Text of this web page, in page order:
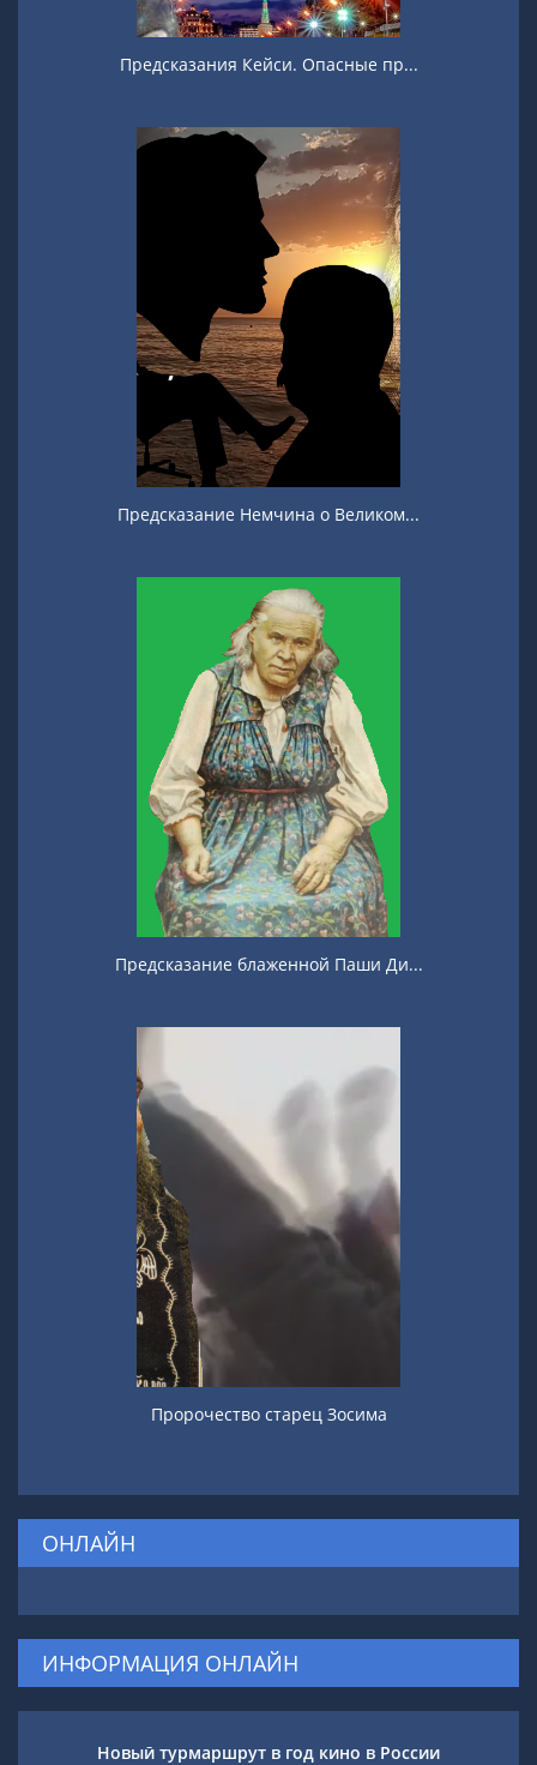
Предсказания Кейси. Опасные пр...
Предсказание Немчина о Великом...
Предсказание блаженной Паши Ди...
Пророчество старец Зосима
ОНЛАЙН
ИНФОРМАЦИЯ ОНЛАЙН
Новый турмаршрут в год кино в России